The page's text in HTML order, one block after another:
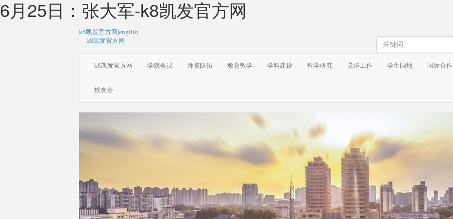
6月25日：张大军-k8凯发官方网
k8凯发官方网 |english
k8凯发官方网
搜
k8凯发官方网 学院概况 师资队伍 教育教学 学科建设 科学研究 党群工作 学生园地 国际合作
校友会